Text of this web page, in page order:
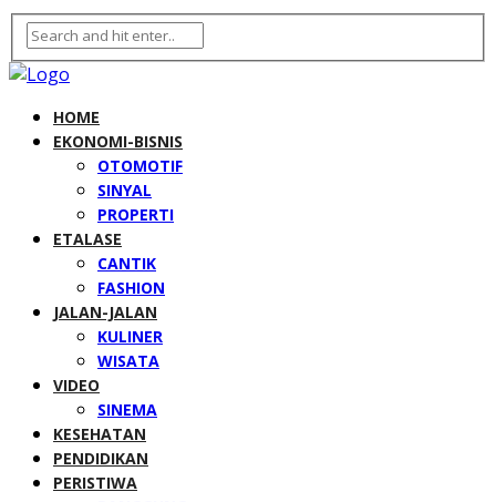
HOME
EKONOMI-BISNIS
OTOMOTIF
SINYAL
PROPERTI
ETALASE
CANTIK
FASHION
JALAN-JALAN
KULINER
WISATA
VIDEO
SINEMA
KESEHATAN
PENDIDIKAN
PERISTIWA